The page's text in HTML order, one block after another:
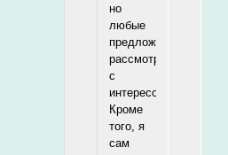
но
любые
предложения
рассмотрю
с
интересом.
Кроме
того, я
сам